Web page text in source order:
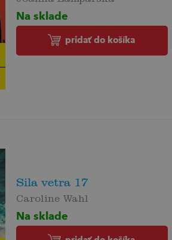
Na sklade
pridať do košíka
Sila vetra 17
Caroline Wahl
Na sklade